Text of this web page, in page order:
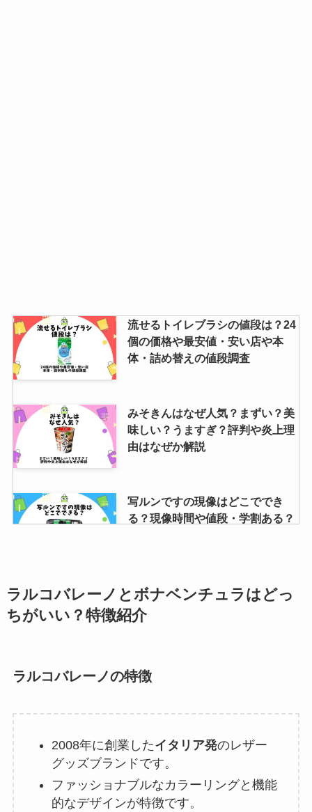
流せるトイレブラシの値段は？24
個の価格や最安値・安い店や本
体・詰め替えの値段調査
みそきんはなぜ人気？まずい？美
味しい？うますぎ？評判や炎上理
由はなぜか解説
写ルンですの現像はどこででき
る？現像時間や値段・学割ある？
フエラムネのおまけ一覧！高額に
なるおまけは？レアの見分け方も
解説！
ギフトモールの無料ラッピングが
にする方法
強ミヤリサンはコスモスなどドラ
ッグストアで売ってる？どこで買
えるか販売店調査！
ラルコバレーノとボナベンチュラはどっ
ちがいい？特徴紹介
ラルコバレーノの特徴
2008年に創業したイタリア発のレザー
グッズブランドです。
ファッショナブルなカラーリングと機能
的なデザインが特徴です。